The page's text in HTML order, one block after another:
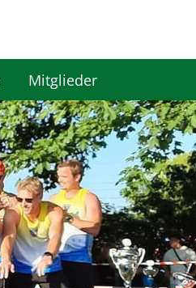
Mitglieder